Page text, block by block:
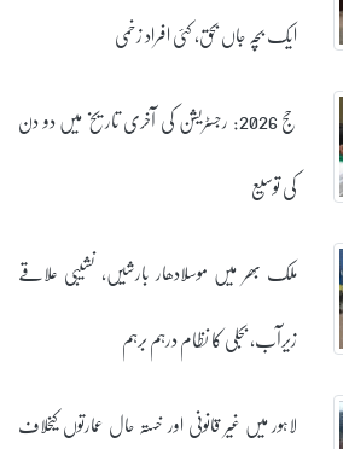
ایک بچہ جاں بحق، کئی افراد زخمی
حج 2026: رجسٹریشن کی آخری تاریخ میں دو دن
کی توسیع
ملک بھر میں موسلادھار بارشیں، نشیبی علاقے
زیرآب، بجلی کا نظام درہم برہم
لاہور میں غیر قانونی اور خستہ حال عمارتوں کیخلاف